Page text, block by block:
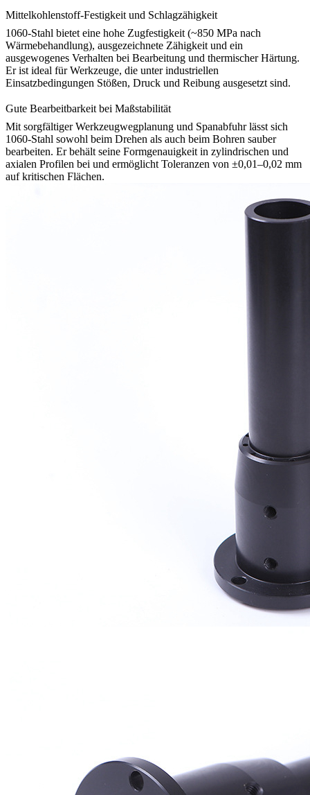
Mittelkohlenstoff-Festigkeit und Schlagzähigkeit
1060-Stahl bietet eine hohe Zugfestigkeit (~850 MPa nach
Wärmebehandlung), ausgezeichnete Zähigkeit und ein
ausgewogenes Verhalten bei Bearbeitung und thermischer Härtung.
Er ist ideal für Werkzeuge, die unter industriellen
Einsatzbedingungen Stößen, Druck und Reibung ausgesetzt sind.
Gute Bearbeitbarkeit bei Maßstabilität
Mit sorgfältiger Werkzeugwegplanung und Spanabfuhr lässt sich
1060-Stahl sowohl beim Drehen als auch beim Bohren sauber
bearbeiten. Er behält seine Formgenauigkeit in zylindrischen und
axialen Profilen bei und ermöglicht Toleranzen von ±0,01–0,02 mm
auf kritischen Flächen.